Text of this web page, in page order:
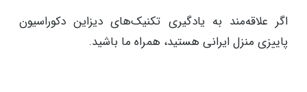
اگر علاقه‌مند به یادگیری تکنیک‌های دیزاین دکوراسیون
پاییزی منزل ایرانی هستید، همراه ما باشید.